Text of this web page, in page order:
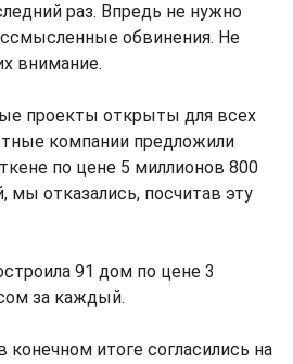
раз. Впредь не нужно
обвинения. Не
внимание.
проекты открыты для всех
компании предложили
по цене 5 миллионов 800
отказались, посчитав эту
91 дом по цене 3
за каждый.
итоге согласились на